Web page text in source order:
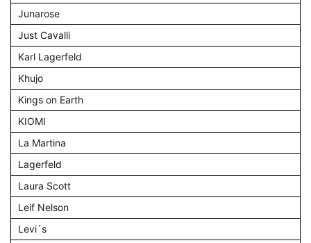
Junarose
Just Cavalli
Karl Lagerfeld
Khujo
Kings on Earth
KIOMI
La Martina
Lagerfeld
Laura Scott
Leif Nelson
Levi´s